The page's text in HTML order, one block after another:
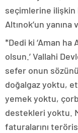
seçimlerine ilişkin
Altınok’un yanına
*Dedi ki ‘Aman ha
olsun.’ Vallahi
sefer onun
doğalgaz yoktu,
yemek yoktu,
destekleri yoktu.
faturalarını